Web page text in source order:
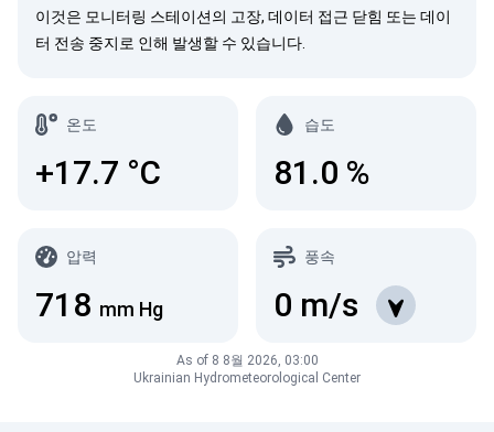
이것은 모니터링 스테이션의 고장, 데이터 접근 닫힘 또는 데이
터 전송 중지로 인해 발생할 수 있습니다.
온도
+17.7 °C
습도
81.0 %
압력
718 mm Hg
풍속
0 m/s
As of 8 8월 2026, 03:00
Ukrainian Hydrometeorological Center